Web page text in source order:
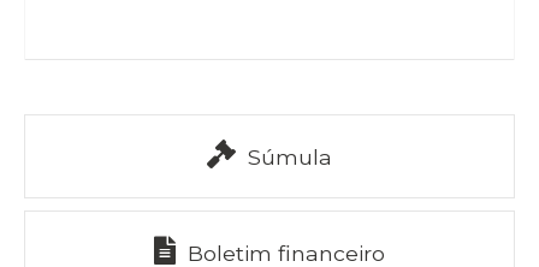
Súmula
Boletim financeiro